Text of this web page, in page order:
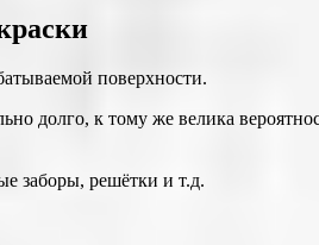
поверхности.
долго, к тому же велика
заборы, решётки и т.д.